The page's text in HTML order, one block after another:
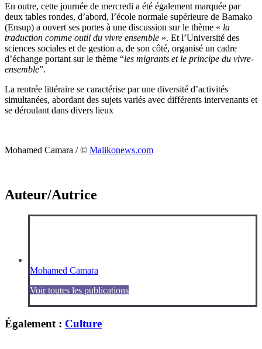
En outre, cette journée de mercredi a été également marquée par
deux tables rondes, d’abord, l’école normale supérieure de Bamako
(Ensup) a ouvert ses portes à une discussion sur le thème « la
traduction comme outil du vivre ensemble ». Et l’Université des
sciences sociales et de gestion a, de son côté, organisé un cadre
d’échange portant sur le thème “les migrants et le principe du vivre-
ensemble”.
La rentrée littéraire se caractérise par une diversité d’activités
simultanées, abordant des sujets variés avec différents intervenants et
se déroulant dans divers lieux
Mohamed Camara / ©️ Malikonews.com
Auteur/Autrice
Mohamed Camara
Voir toutes les publications
Également : Culture